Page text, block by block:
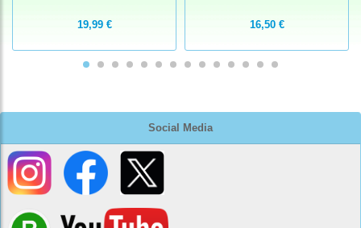
Social Media
19,99 € 16,50 €